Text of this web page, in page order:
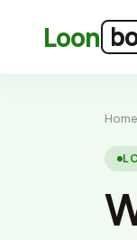
Loon
Home